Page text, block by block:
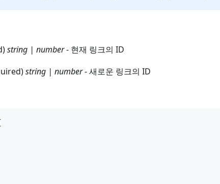
string | number- 현재 링크의 ID
string | number- 새로운 링크의 ID